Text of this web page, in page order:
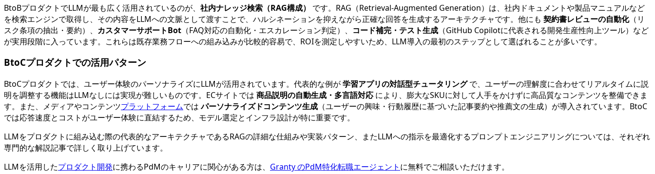
BtoBプロダクトでLLMが最も広く活用されているのが、 社内ナレッジ検索（RAG構成）
です。RAG（Retrieval-Augmented Generation）は、社内ドキュメントや製品マニュアルなど
を検索エンジンで取得し、その内容をLLMへの文脈として渡すことで、ハルシネーションを抑えながら正確な回答を生成するアーキテクチャです。他にも 契約書レビューの自動化（リ
スク条項の抽出・要約）、 カスタマーサポートBot （FAQ対応の自動化・エスカレーション判定）、 コード補完・テスト生成 （GitHub Copilotに代表される開発生産性向上ツール）など
が実用段階に入っています。これらは既存業務フローへの組み込みが比較的容易で、ROIを測定しやすいため、LLM導入の最初のステップとして選ばれることが多いです。
BtoCプロダクトでの活用パターン
BtoCプロダクトでは、ユーザー体験のパーソナライズにLLMが活用されています。代表的な例が学習アプリの対話型チュータリングで、ユーザーの理解度に合わせてリアルタイムに説
明を調整する機能はLLMなしには実現が難しいものです。ECサイトでは 商品説明の自動生成・多言語対応 により、膨大なSKUに対して人手をかけずに高品質なコンテンツを整備できま
す。また、メディアやコンテンツプラットフォームではパーソナライズドコンテンツ生成 （ユーザーの興味・行動履歴に基づいた記事要約や推薦文の生成）が導入されています。BtoC
では応答速度とコストがユーザー体験に直結するため、モデル選定とインフラ設計が特に重要です。
LLMをプロダクトに組み込む際の代表的なアーキテクチャであるRAGの詳細な仕組みや実装パターン、またLLMへの指示を最適化するプロンプトエンジニアリングについては、それぞれ
専門的な解説記事で詳しく取り上げています。
LLMを活用したプロダクト開発に携わるPdMのキャリアに関心がある方は、 Granty のPdM特化転職エージェント に無料でご相談いただけます。